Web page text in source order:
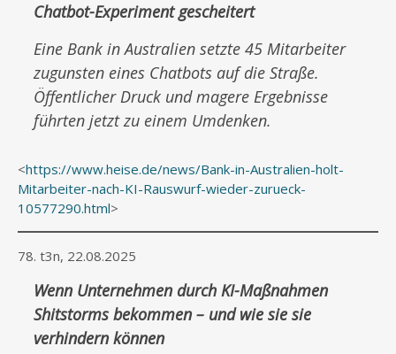
Chatbot-Experiment gescheitert
Eine Bank in Australien setzte 45 Mitarbeiter
zugunsten eines Chatbots auf die Straße.
Öffentlicher Druck und magere Ergebnisse
führten jetzt zu einem Umdenken.
<https://www.heise.de/news/Bank-in-Australien-holt-
Mitarbeiter-nach-KI-Rauswurf-wieder-zurueck-
10577290.html>
78. t3n, 22.08.2025
Wenn Unternehmen durch KI-Maßnahmen
Shitstorms bekommen – und wie sie sie
verhindern können